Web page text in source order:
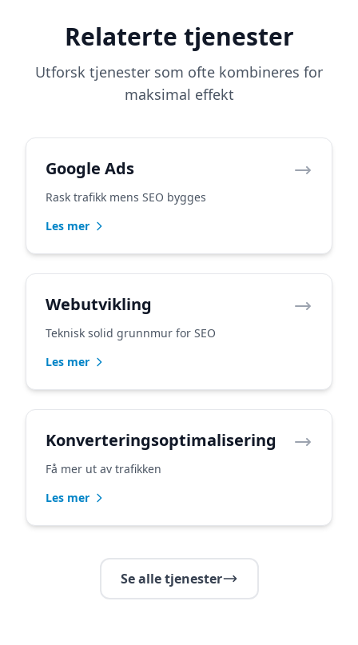
Relaterte tjenester
Utforsk tjenester som ofte kombineres for
maksimal effekt
Google Ads
Rask trafikk mens SEO bygges
Les mer
Webutvikling
Teknisk solid grunnmur for SEO
Les mer
Konverteringsoptimalisering
Få mer ut av trafikken
Les mer
Se alle tjenester